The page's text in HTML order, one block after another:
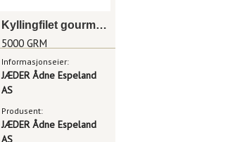
Kyllingfilet gourmet sous vide
5000 GRM
Informasjonseier:
JÆDER Ådne Espeland
AS
Produsent:
JÆDER Ådne Espeland
AS